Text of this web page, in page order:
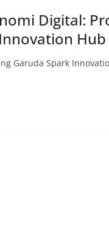
Digital:
Hub
Garuda Spark